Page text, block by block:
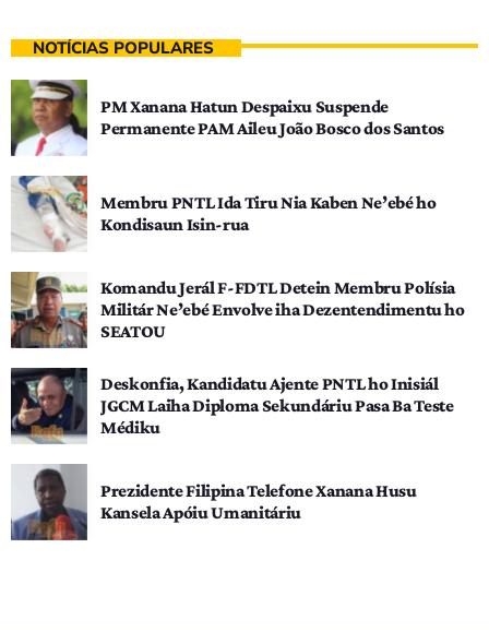
NOTÍCIAS POPULARES
PM Xanana Hatun Despaixu Suspende
Permanente PAM Aileu João Bosco dos Santos
Membru PNTL Ida Tiru Nia Kaben Ne’ebé ho
Kondisaun Isin-rua
Komandu Jerál F-FDTL Detein Membru Polísia
Militár Ne’ebé Envolve iha Dezentendimentu ho
SEATOU
Deskonfia, Kandidatu Ajente PNTL ho Inisiál
JGCM Laiha Diploma Sekundáriu Pasa Ba Teste
Médiku
Prezidente Filipina Telefone Xanana Husu
Kansela Apóiu Umanitáriu